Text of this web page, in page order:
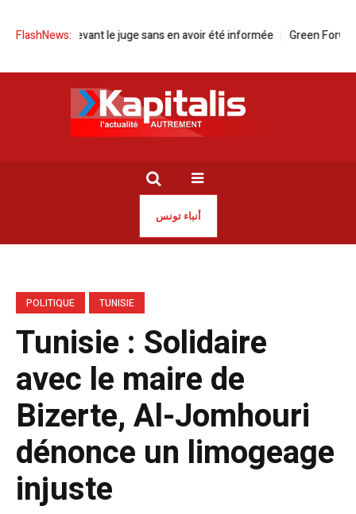
FlashNews:devant le juge sans en avoir été informée Green Forward
أنباء تونس
POLITIQUE TUNISIE
Tunisie : Solidaire
avec le maire de
Bizerte, Al-Jomhouri
dénonce un limogeage
injuste